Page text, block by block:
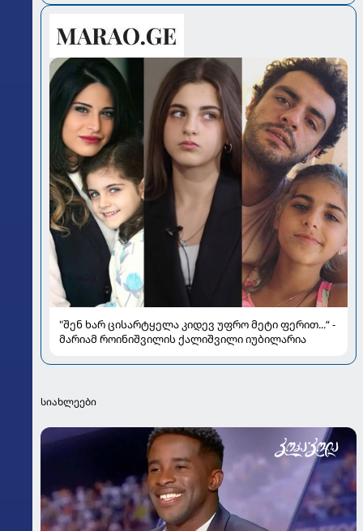
სალომე ახვლედიანის რჩევები
"შენ ხარ ცისარტყელა კიდევ უფრო მეტი ფერით...“ -
მარიამ როინიშვილის ქალიშვილი იუბილარია
სიახლეები